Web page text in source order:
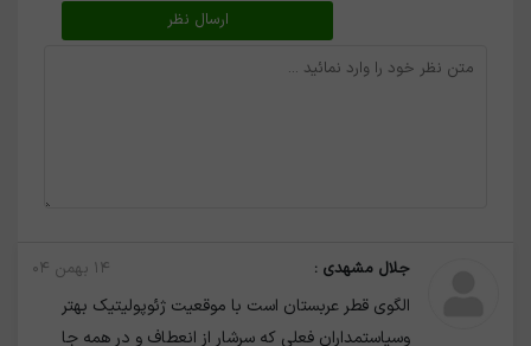
۱۴ بهمن ۰۴ جلال مشهدی :
الگوی قطر عربستان است با موقعیت ژئوپولیتیک بهتر
وسیاستمداران فعلی که سرشار از انعطاف و در همه جا